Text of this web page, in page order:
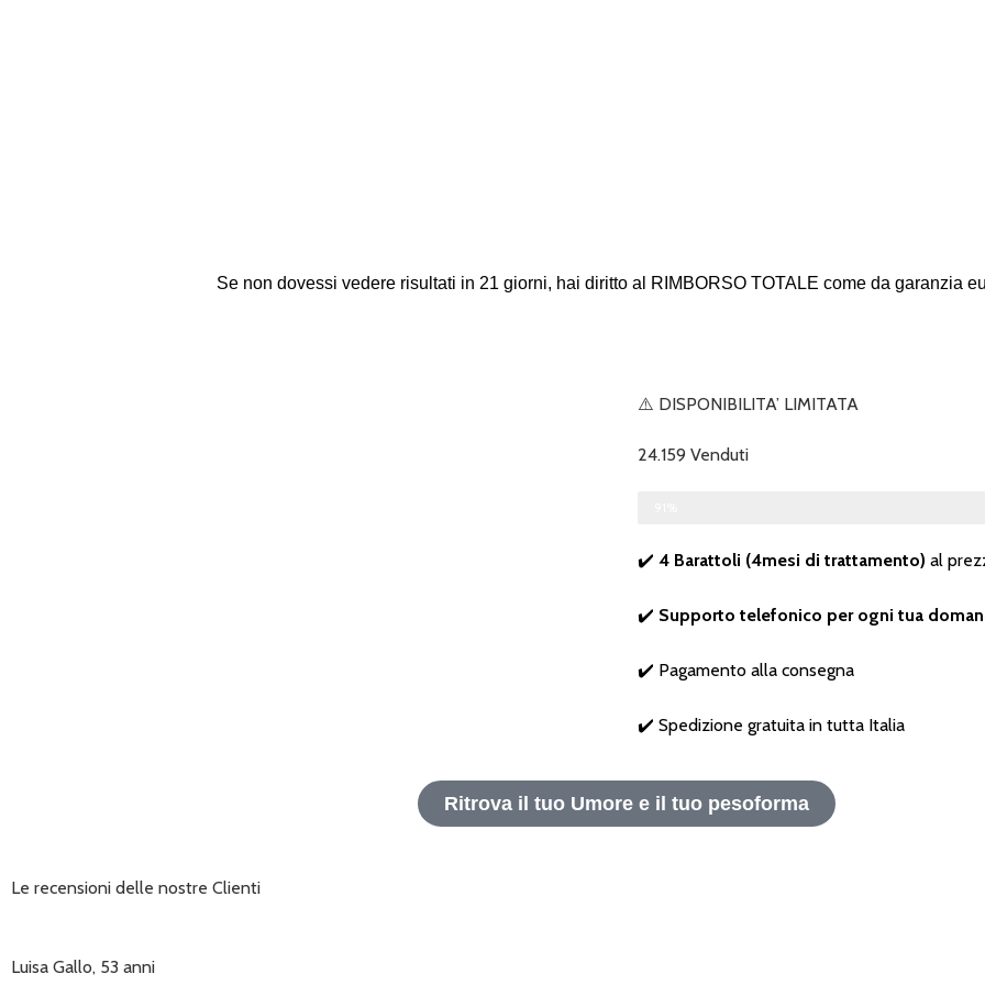
Se non dovessi vedere risultati in 21 giorni, hai diritto al RIMBORSO TOTALE come da garanzia
⚠️ DISPONIBILITA’ LIMITATA
24.159 Venduti
✔️ 4 Barattoli (4mesi di trattamento) al
✔️ Supporto telefonico per ogni tua
✔️ Pagamento alla consegna
✔️ Spedizione gratuita in tutta Italia
Ritrova il tuo Umore e il tuo pesoforma
Le recensioni delle nostre Clienti
Luisa Gallo, 53 anni